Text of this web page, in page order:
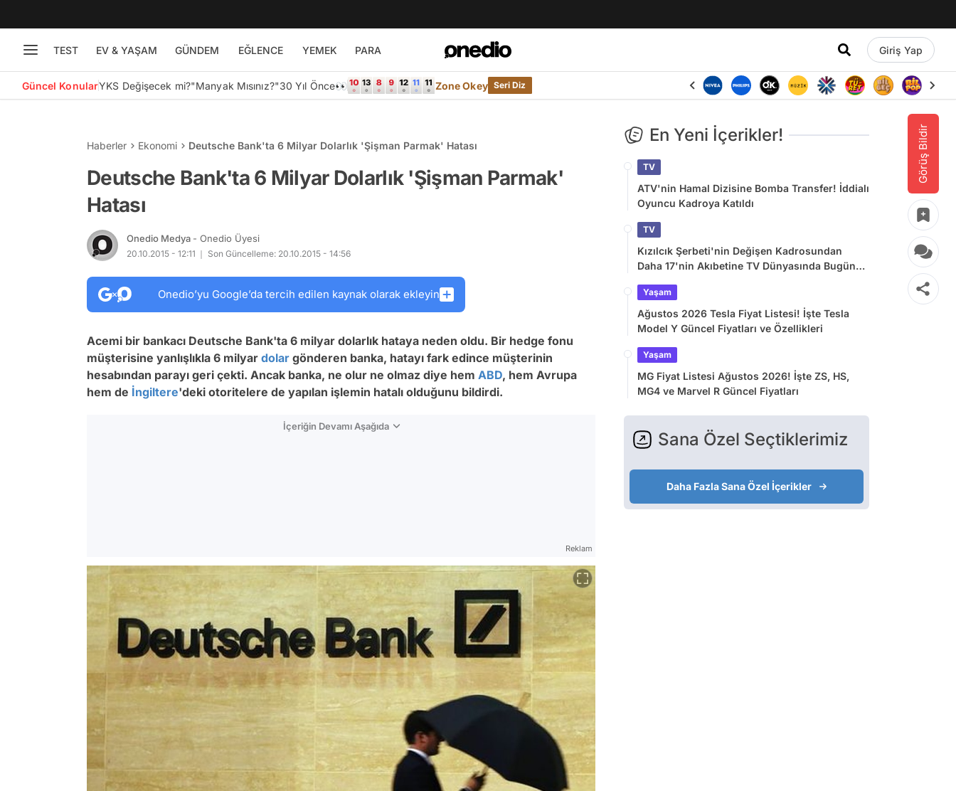
TEST EV & YAŞAM GÜNDEM EĞLENCE YEMEK PARA Giriş Yap
Güncel KonularYKS Değişecek mi?"Manyak Mısınız?"30 Yıl Önce👀 Zone Okey Seri Diz
Görüş Bildir
Haberler Ekonomi Deutsche Bank'ta 6 Milyar Dolarlık 'Şişman Parmak' Hatası
Deutsche Bank'ta 6 Milyar Dolarlık 'Şişman Parmak'
Hatası
Onedio Medya - Onedio Üyesi
20.10.2015 - 12:11 Son Güncelleme: 20.10.2015 - 14:56
Onedio’yu Google’da tercih edilen kaynak olarak ekleyin
Acemi bir bankacı Deutsche Bank'ta 6 milyar dolarlık hataya neden oldu. Bir hedge fonu
müşterisine yanlışlıkla 6 milyar dolar gönderen banka, hatayı fark edince müşterinin
hesabından parayı geri çekti. Ancak banka, ne olur ne olmaz diye hem ABD, hem Avrupa
hem de İngiltere'deki otoritelere de yapılan işlemin hatalı olduğunu bildirdi.
İçeriğin Devamı Aşağıda
Reklam
En Yeni İçerikler!
TV
ATV'nin Hamal Dizisine Bomba Transfer! İddialı
Oyuncu Kadroya Katıldı
TV
Kızılcık Şerbeti'nin Değişen Kadrosundan
Daha 17'nin Akıbetine TV Dünyasında Bugün
Yaşam
Ağustos 2026 Tesla Fiyat Listesi! İşte Tesla
Model Y Güncel Fiyatları ve Özellikleri
Yaşam
MG Fiyat Listesi Ağustos 2026! İşte ZS, HS,
MG4 ve Marvel R Güncel Fiyatları
Sana Özel Seçtiklerimiz
Daha Fazla Sana Özel İçerikler